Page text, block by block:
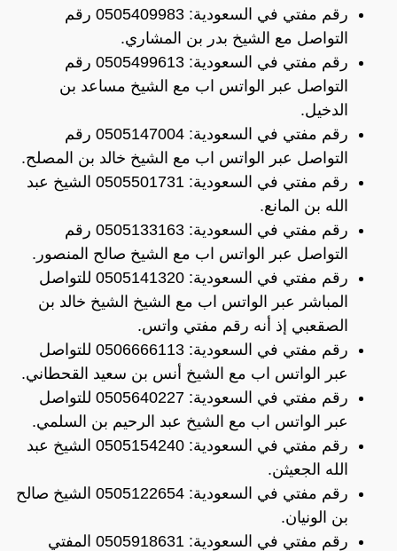
رقم مفتي في السعودية: 0505409983 رقم
التواصل مع الشيخ بدر بن المشاري.
رقم مفتي في السعودية: 0505499613 رقم
التواصل عبر الواتس اب مع الشيخ مساعد بن
الدخيل.
رقم مفتي في السعودية: 0505147004 رقم
التواصل عبر الواتس اب مع الشيخ خالد بن المصلح.
رقم مفتي في السعودية: 0505501731 الشيخ عبد
الله بن المانع.
رقم مفتي في السعودية: 0505133163 رقم
التواصل عبر الواتس اب مع الشيخ صالح المنصور.
رقم مفتي في السعودية: 0505141320 للتواصل
المباشر عبر الواتس اب مع الشيخ الشيخ خالد بن
الصقعبي إذ أنه رقم مفتي واتس.
رقم مفتي في السعودية: 0506666113 للتواصل
عبر الواتس اب مع الشيخ أنس بن سعيد القحطاني.
رقم مفتي في السعودية: 0505640227 للتواصل
عبر الواتس اب مع الشيخ عبد الرحيم بن السلمي.
رقم مفتي في السعودية: 0505154240 الشيخ عبد
الله الجعيثن.
رقم مفتي في السعودية: 0505122654 الشيخ صالح
بن الونيان.
رقم مفتي في السعودية: 0505918631 المفتي